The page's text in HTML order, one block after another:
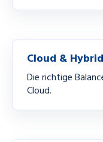
Cloud &
Die richtige
Cloud.